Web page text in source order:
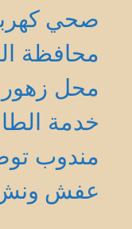
صحي
محافظة
محل زهور
خدمة
مندوب
عفش